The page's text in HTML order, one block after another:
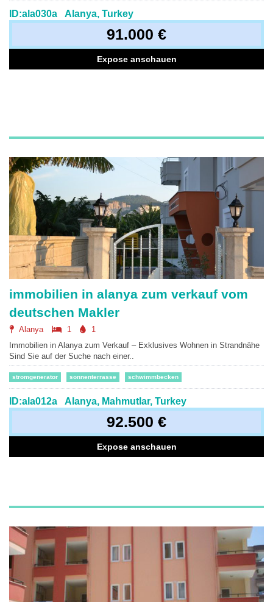
ID:ala030a Alanya, Turkey
91.000 €
Expose anschauen
immobilien in alanya zum verkauf vom
deutschen Makler
Alanya 1
1
Immobilien in Alanya zum Verkauf – Exklusives Wohnen in Strandnähe
Sind Sie auf der Suche nach einer..
stromgenerator sonnenterrasse schwimmbecken
ID:ala012a Alanya, Mahmutlar, Turkey
92.500 €
Expose anschauen